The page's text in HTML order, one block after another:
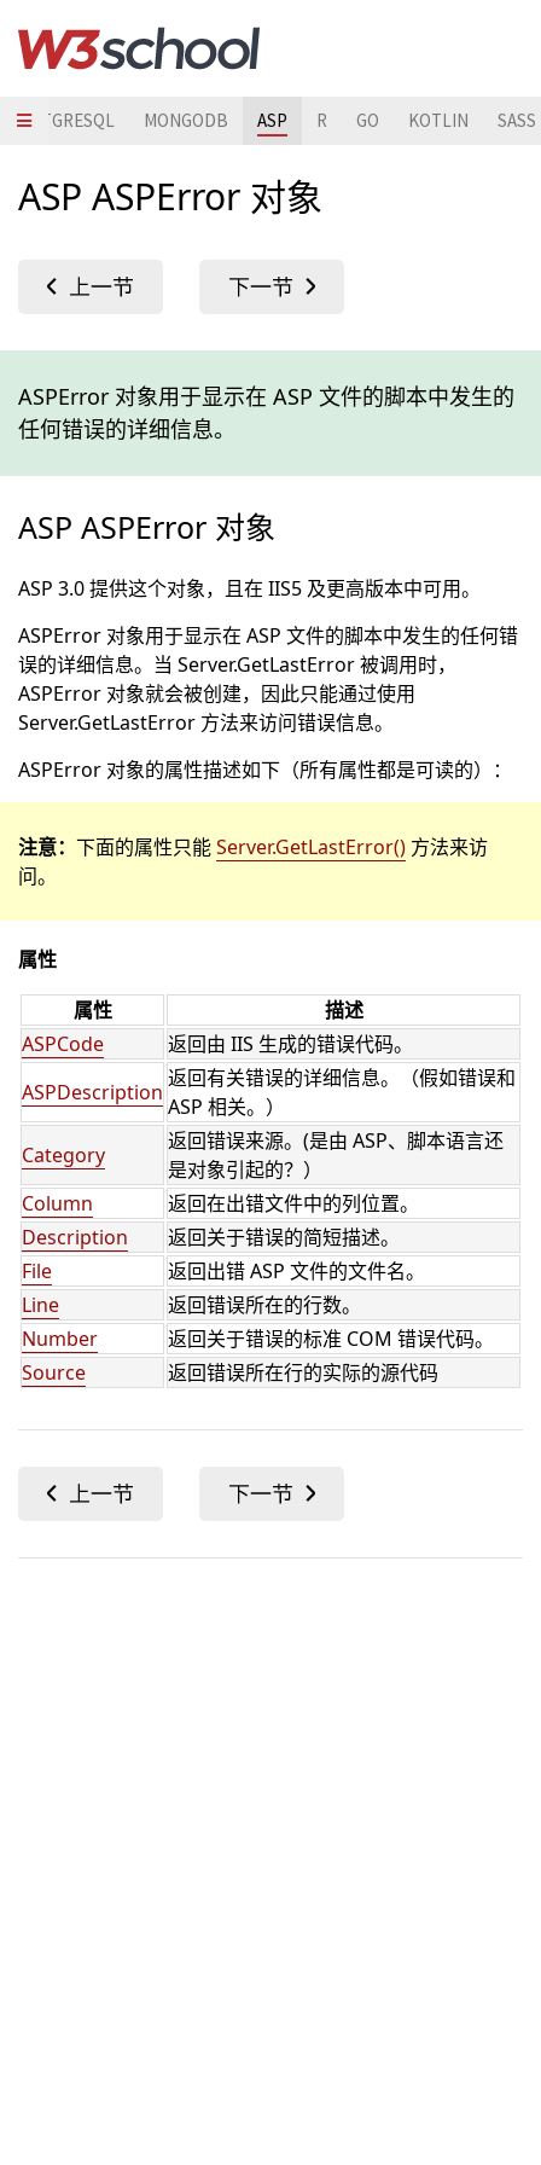
POSTGRESQL MONGODB ASP R GO KOTLIN SASS
ASP ASPError 对象
ASPError 对象用于显示在 ASP 文件的脚本中发生的
任何错误的详细信息。
ASP ASPError 对象
ASP 3.0 提供这个对象，且在 IIS5 及更高版本中可用。
ASPError 对象用于显示在 ASP 文件的脚本中发生的任何错
误的详细信息。当 Server.GetLastError 被调用时，
ASPError 对象就会被创建，因此只能通过使用
Server.GetLastError 方法来访问错误信息。
ASPError 对象的属性描述如下（所有属性都是可读的）：
注意： 下面的属性只能Server.GetLastError() 方法来访
问。
属性
属性
描述
ASPCode
返回由 IIS 生成的错误代码。
ASPDescription
返回有关错误的详细信息。（假如错误和
ASP 相关。）
Category
返回错误来源。(是由 ASP、脚本语言还
是对象引起的？）
Column
返回在出错文件中的列位置。
Description
返回关于错误的简短描述。
File
返回出错 ASP 文件的文件名。
Line
返回错误所在的行数。
Number
返回关于错误的标准 COM 错误代码。
Source
返回错误所在行的实际的源代码